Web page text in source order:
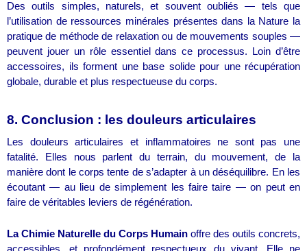
Des outils simples, naturels, et souvent oubliés — tels que
l’utilisation de ressources minérales présentes dans la Nature la
pratique de méthode de relaxation ou de mouvements souples —
peuvent jouer un rôle essentiel dans ce processus. Loin d’être
accessoires, ils forment une base solide pour une récupération
globale, durable et plus respectueuse du corps.
8. Conclusion : les douleurs articulaires
Les douleurs articulaires et inflammatoires ne sont pas une
fatalité. Elles nous parlent du terrain, du mouvement, de la
manière dont le corps tente de s’adapter à un déséquilibre. En les
écoutant — au lieu de simplement les faire taire — on peut en
faire de véritables leviers de régénération.
La Chimie Naturelle du Corps Humain offre des outils concrets,